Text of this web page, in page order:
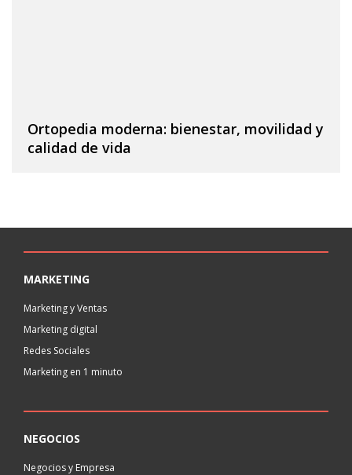
Ortopedia moderna: bienestar, movilidad y
calidad de vida
MARKETING
Marketing y Ventas
Marketing digital
Redes Sociales
Marketing en 1 minuto
NEGOCIOS
Negocios y Empresa